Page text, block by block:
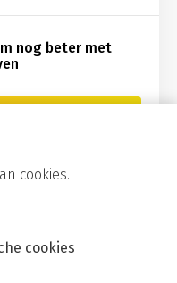
nog beter met
cookies.
cookies